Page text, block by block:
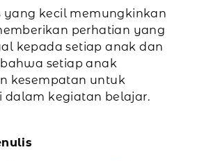
yang kecil memungkinkan
perhatian yang
kepada setiap anak dan
setiap anak
kesempatan untuk
dalam kegiatan belajar.